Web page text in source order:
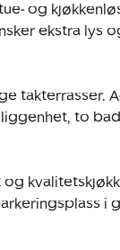
og
ekstra lys
takterrasser.
to
og
i